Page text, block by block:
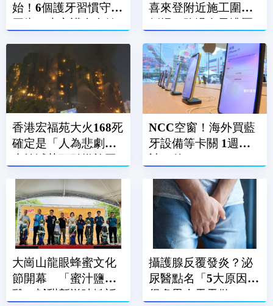
始！6個護牙習慣守住
牙齒 也守護全身健
喜來登附近施工圍籬
倒塌 路過女子遭壓
香港宏福苑大火168死
確定是「人為悲劇」
未熄滅菸頭引燃施工
NCC空窗！海外買藍
牙設備等卡關 1週累
計86件
大崗山龍眼蜂蜜文化
節開幕 「蜜汁鹽酥
雞」鹹甜新滋味掀話
攝護腺反覆發炎？泌
尿醫點名「5大原因」
很多男人天天做